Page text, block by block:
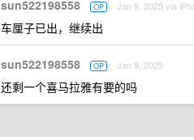
sun522198558 OP Jan 9, 2025 via
车厘子已出，继续出
sun522198558 OP Jan 9, 2025
还剩一个喜马拉雅有要的吗